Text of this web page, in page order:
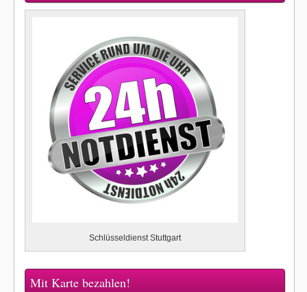
Schlüsseldienst Stuttgart
Mit Karte bezahlen!